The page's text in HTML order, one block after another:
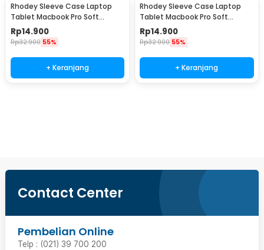
Rhodey Sleeve Case Laptop
Tablet Macbook Pro Soft
Protection Felt 12 Inch - MR24
Rp14.900
Rp32.900 55%
+ Keranjang
Rhodey Sleeve Case Laptop
Tablet Macbook Pro Soft
Protection Felt 14 Inch - MR24
Rp14.900
Rp32.900 55%
+ Keranjang
Contact Center
Pembelian Online
Telp : (021) 39 700 200